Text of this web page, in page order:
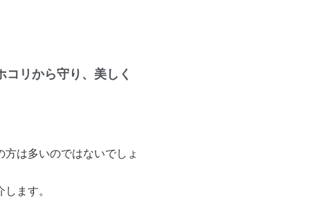
リから守り、美しく
は多いのではないでしょ
ます。